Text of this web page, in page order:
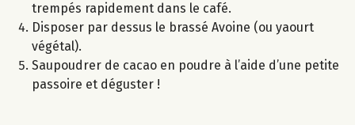
trempés rapidement dans le café.
Disposer par dessus le brassé Avoine (ou yaourt
végétal).
Saupoudrer de cacao en poudre à l’aide d’une petite
passoire et déguster !